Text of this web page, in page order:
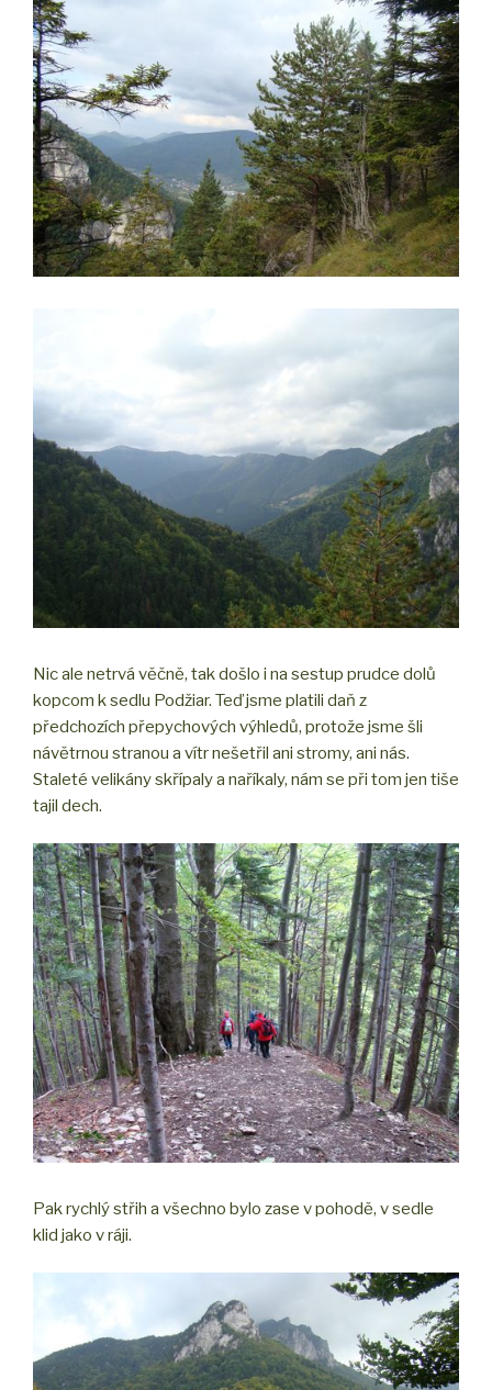
Nic ale netrvá věčně, tak došlo i na sestup prudce dolů
kopcom k sedlu Podžiar. Teď jsme platili daň z
předchozích přepychových výhledů, protože jsme šli
návětrnou stranou a vítr nešetřil ani stromy, ani nás.
Staleté velikány skřípaly a naříkaly, nám se při tom jen tiše
tajil dech.
Pak rychlý střih a všechno bylo zase v pohodě, v sedle
klid jako v ráji.